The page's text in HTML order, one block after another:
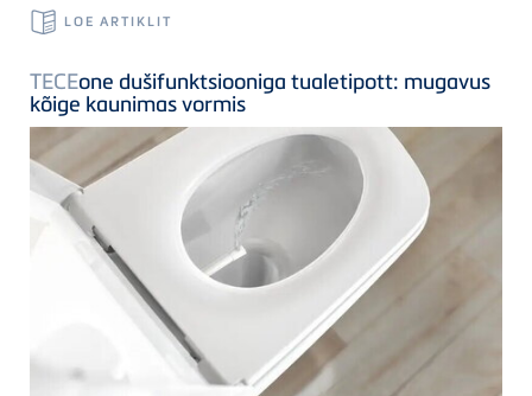
LOE ARTIKLIT
TECEone dušifunktsiooniga tualetipott: mugavus
kõige kaunimas vormis